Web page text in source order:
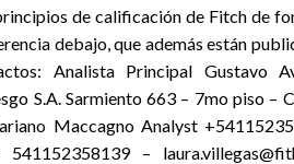
de calificación de Fitch de
debajo, que además están
Analista Principal Gustavo
S.A. Sarmiento 663 – 7mo piso –
Maccagno Analyst
–